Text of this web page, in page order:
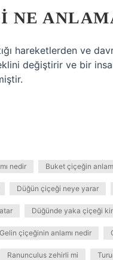
NE
hareketlerden ve
değiştirir ve bir
nedir Buket çiçeğin
Düğün çiçeği neye yarar
Düğünde yaka çiçeği
Gelin çiçeğinin anlamı nedir
Ranunculus zehirli mi